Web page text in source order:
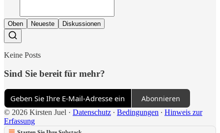
Oben Neueste Diskussionen
Keine Posts
Sind Sie bereit für mehr?
Abonnieren
© 2026 Kirsten Juel · Datenschutz ∙ Bedingungen ∙ Hinweis zur
Erfassung